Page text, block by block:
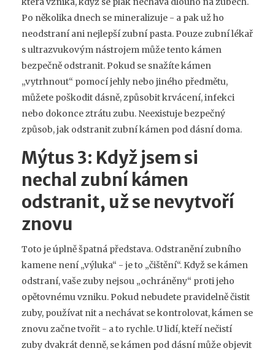
Po několika dnech se mineralizuje - a pak už ho
neodstraní ani nejlepší zubní pasta. Pouze zubní lékař
s ultrazvukovým nástrojem může tento kámen
bezpečně odstranit. Pokud se snažíte kámen
„vytrhnout“ pomocí jehly nebo jiného předmětu,
můžete poškodit dásně, způsobit krvácení, infekci
nebo dokonce ztrátu zubu. Neexistuje bezpečný
způsob, jak odstranit zubní kámen pod dásní doma.
Mýtus 3: Když jsem si
nechal zubní kámen
odstranit, už se nevytvoří
znovu
Toto je úplně špatná představa. Odstranění zubního
kamene není „výluka“ - je to „čištění“. Když se kámen
odstraní, vaše zuby nejsou „ochráněny“ proti jeho
opětovnému vzniku. Pokud nebudete pravidelně čistit
zuby, používat nit a nechávat se kontrolovat, kámen se
znovu začne tvořit - a to rychle. U lidí, kteří nečistí
zuby dvakrát denně, se kámen pod dásní může objevit